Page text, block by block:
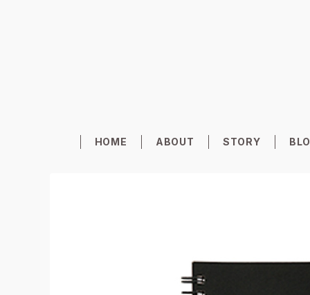
HOME ABOUT STORY